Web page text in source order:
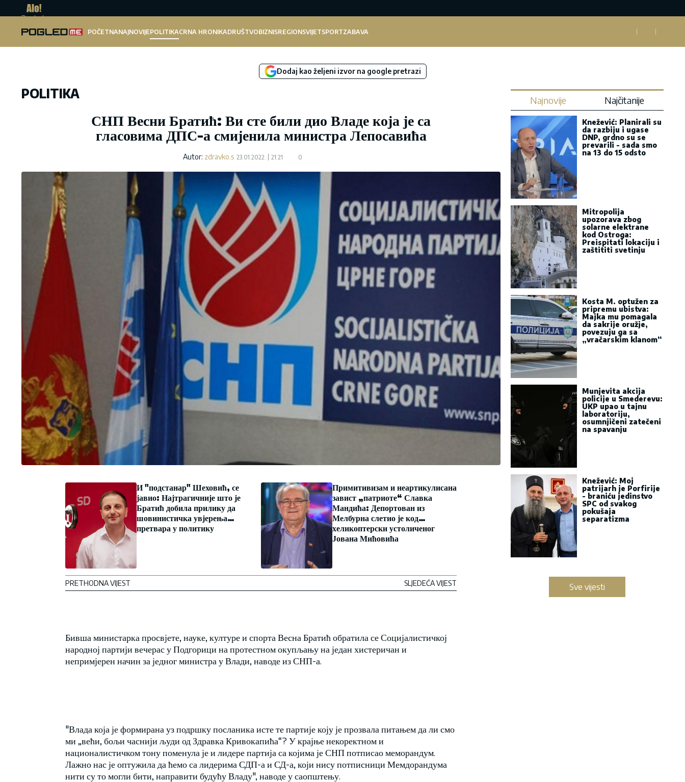
Pogled.me
POČETNANAJNOVIJEPOLITIKACRNA HRONIKADRUŠTVOBIZNISREGIONSVIJETSPORTZABAVA
Dodaj kao željeni izvor na google pretrazi
POLITIKA
СНП Весни Братић: Ви сте били дио Владе која је са
гласовима ДПС-а смијенила министра Лепосавића
Autor: zdravko.s 23.01.2022. 21:21 0
И "подстанар" Шеховић, се
јавио: Најтрагичније што је
Братић добила прилику да
шовинистичка увјерења
претвара у политику
PRETHODNA VIJEST
Примитивизам и неартикулисана
завист „патриоте“ Славка
Мандића: Депортован из
Мелбурна слетио је код
хеликоптерски устоличеног
Јована Мићовића
SLJEDEĆA VIJEST
Бивша министарка просвјете, науке, културе и спорта Весна Братић обратила се Социјалистичкој
народној партији вечерас у Подгорици на протестном окупљању на један хистеричан и
непримјерен начин за једног министра у Влади, наводе из СНП-а.
"Влада која је формирана уз подршку посланика исте те партије коју је прозвала питањем да ли смо
ми „већи, бољи часнији људи од Здравка Кривокапића“? У крајње некоректном и
националистичком тону поменула је и лидере партија са којима је СНП потписао меморандум.
Лажно нас је оптужила да ћемо са лидерима СДП-а и СД-а, који нису потписници Мемдорандума
нити су то могли бити, направити будућу Владу", наводе у саопштењу.
Najnovije Najčitanije
Knežević: Planirali su
da razbiju i ugase
DNP, grdno su se
prevarili - sada smo
na 13 do 15 odsto
Mitropolija
upozorava zbog
solarne elektrane
kod Ostroga:
Preispitati lokaciju i
zaštititi svetinju
Kosta M. optužen za
pripremu ubistva:
Majka mu pomagala
da sakrije oružje,
povezuju ga sa
„vračarskim klanom“
Munjevita akcija
policije u Smederevu:
UKP upao u tajnu
laboratoriju,
osumnjičeni zatečeni
na spavanju
Knežević: Moj
patrijarh je Porfirije
- braniću jedinstvo
SPC od svakog
pokušaja
separatizma
Sve vijesti